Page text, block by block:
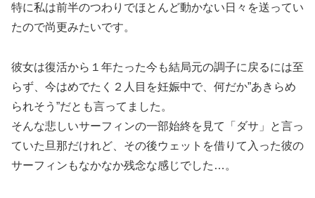
特に私は前半のつわりでほとんど動かない日々を送ってい
たので尚更みたいです。
彼女は復活から１年たった今も結局元の調子に戻るには至
らず、今はめでたく２人目を妊娠中で、何だか”あきらめ
られそう”だとも言ってました。
そんな悲しいサーフィンの一部始終を見て「ダサ」と言っ
ていた旦那だけれど、その後ウェットを借りて入った彼の
サーフィンもなかなか残念な感じでした…。